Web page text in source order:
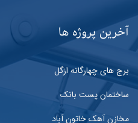
آخرین پروژه ها
برج های چهارگانه ازگل
ساختمان پست بانک
مخازن آهک خاتون آباد